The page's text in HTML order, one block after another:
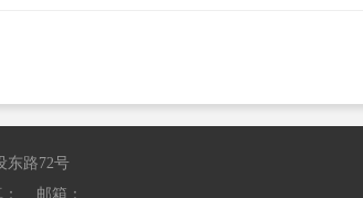
东路72号
： 邮箱：